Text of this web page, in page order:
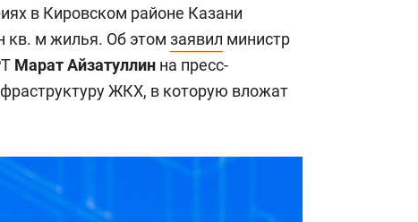
в Кировском районе Казани
кв. м жилья. Об этом заявил министр
Марат Айзатуллин на пресс-
ЖКХ, в которую вложат